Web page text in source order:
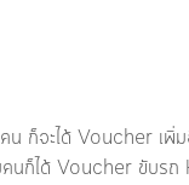
น ก็จะได้ Voucher เ
นก็ได้ Voucher ขับร